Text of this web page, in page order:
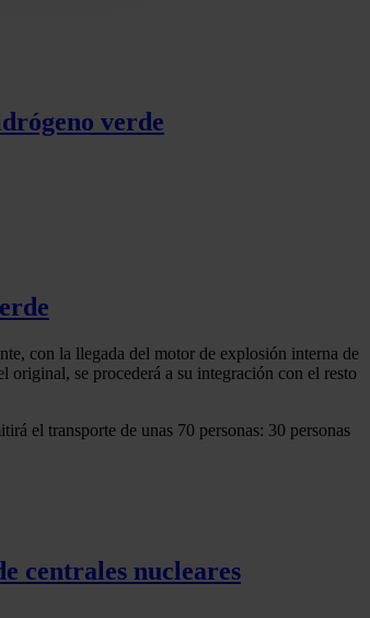
verde
con la llegada del motor de explosión interna de
se procederá a su integración con el resto
el transporte de unas 70 personas: 30 personas
centrales nucleares